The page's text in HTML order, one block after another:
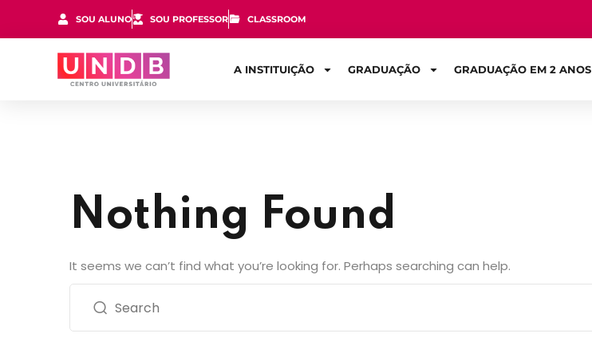
SOU ALUNO SOU PROFESSOR CLASSROOM
A INSTITUIÇÃO GRADUAÇÃO GRADUAÇÃO EM 2 ANOS
Nothing Found
It seems we can’t find what you’re looking for. Perhaps searching can help.